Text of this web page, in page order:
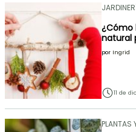
¿Cómo
natural
por Ingrid
11 de
PLANTAS